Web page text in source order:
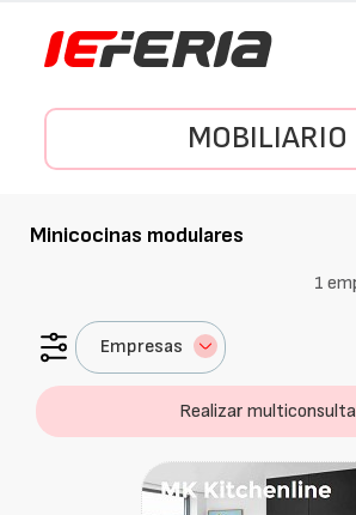
MOBILIARIO
Minicocinas modulares
1
Empresas
Realizar multiconsulta